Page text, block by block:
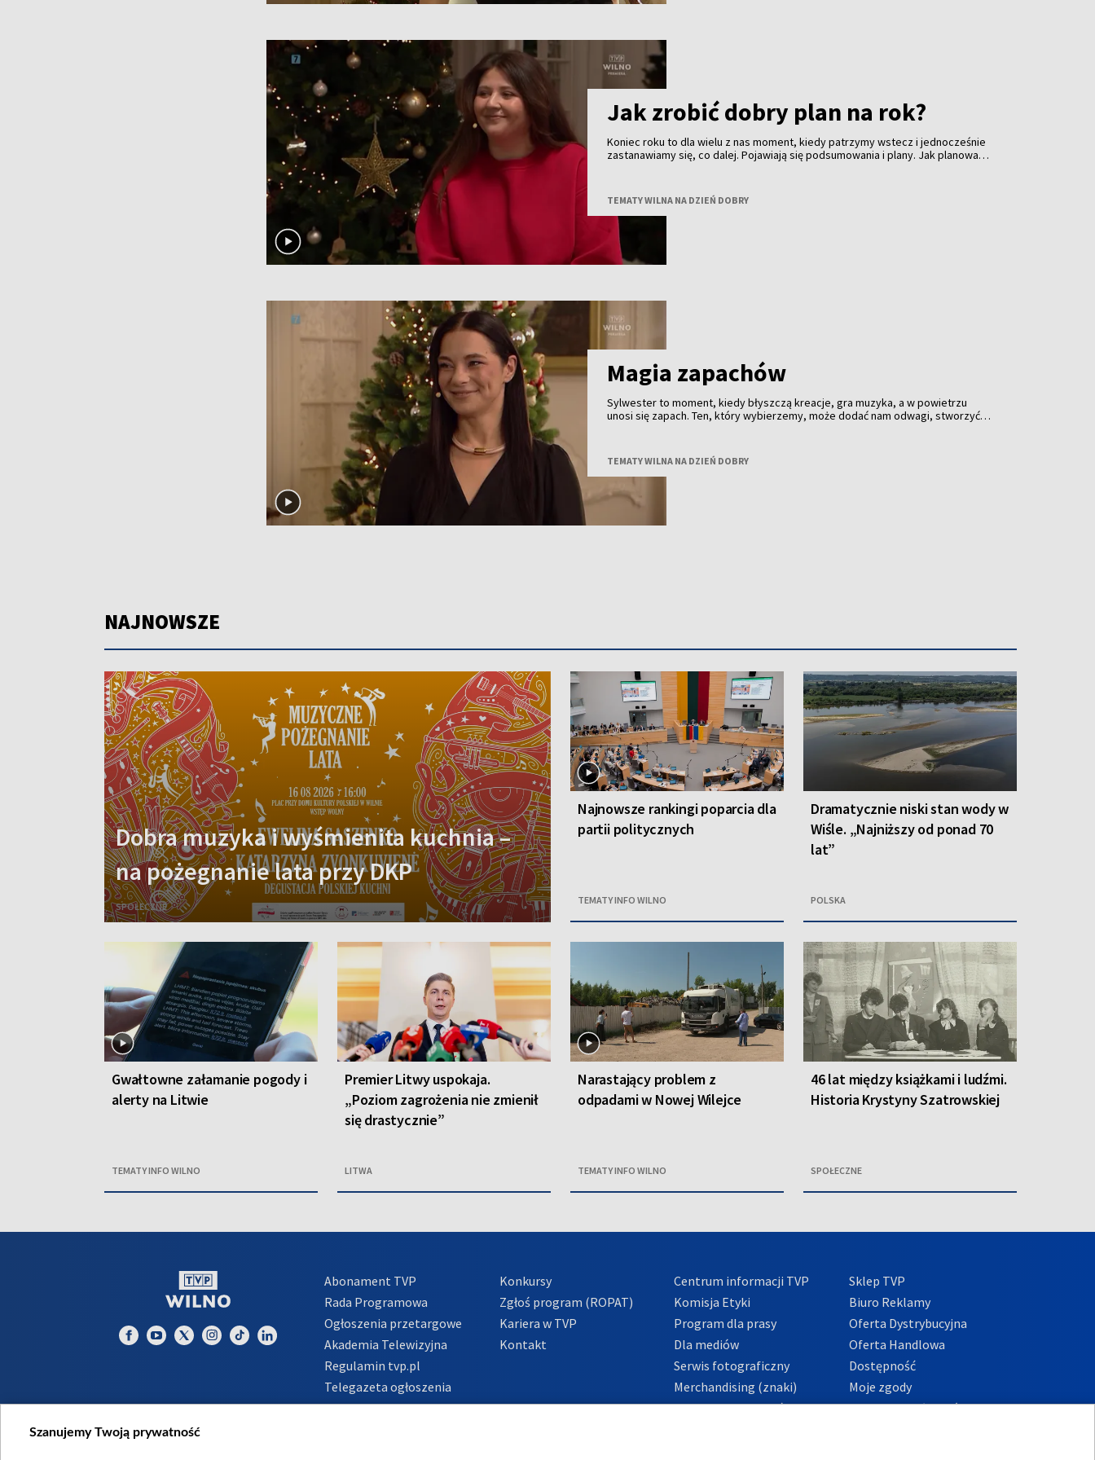
Jak zrobić dobry plan na rok?
Koniec roku to dla wielu z nas moment, kiedy patrzymy wstecz i jednocześnie
zastanawiamy się, co dalej. Pojawiają się podsumowania i plany. Jak planować
relacjami i codziennymi wyzwaniami, które wszyscy znamy aż za dobrze.
TEMATY WILNA NA DZIEŃ DOBRY
Magia zapachów
Sylwester to moment, kiedy błyszczą kreacje, gra muzyka, a w powietrzu
unosi się zapach. Ten, który wybierzemy, może dodać nam odwagi, stworzyć
TEMATY WILNA NA DZIEŃ DOBRY
NAJNOWSZE
Dobra muzyka i wyśmienita kuchnia –
na pożegnanie lata przy DKP
SPOŁECZNE
Najnowsze rankingi poparcia dla
partii politycznych
TEMATY INFO WILNO
Dramatycznie niski stan wody w
Wiśle. „Najniższy od ponad 70
lat”
POLSKA
Gwałtowne załamanie pogody i
alerty na Litwie
TEMATY INFO WILNO
Premier Litwy uspokaja.
„Poziom zagrożenia nie zmienił
się drastycznie”
LITWA
Narastający problem z
odpadami w Nowej Wilejce
TEMATY INFO WILNO
46 lat między książkami i ludźmi.
Historia Krystyny Szatrowskiej
SPOŁECZNE
Abonament TVP
Rada Programowa
Ogłoszenia przetargowe
Akademia Telewizyjna
Regulamin tvp.pl
Telegazeta ogłoszenia
Informacje o nadawcy
Konkursy
Zgłoś program (ROPAT)
Kariera w TVP
Kontakt
Centrum informacji TVP
Komisja Etyki
Program dla prasy
Dla mediów
Serwis fotograficzny
Merchandising (znaki)
Polityka Prywatności
Sklep TVP
Biuro Reklamy
Oferta Dystrybucyjna
Oferta Handlowa
Dostępność
Moje zgody
Procedura zgłoszeń
Szanujemy Twoją prywatność